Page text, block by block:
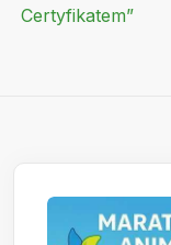
Certyfikatem”